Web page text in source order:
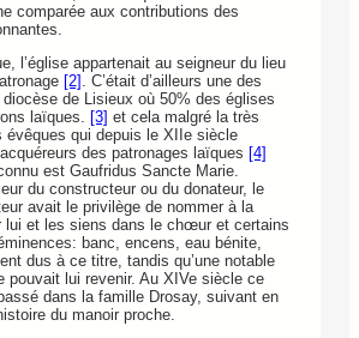
comparée aux contributions des
l’église appartenait au seigneur du lieu
[2] . C’était d’ailleurs une des
de Lisieux où 50% des églises
laïques. [3] et cela malgré la très
évêques qui depuis le XIIe siècle
des patronages laïques [4]
est Gaufridus Sancte Marie.
du constructeur ou du donateur, le
avait le privilège de nommer à la
lui et les siens dans le chœur et certains
banc, encens, eau bénite,
dus à ce titre, tandis qu’une notable
pouvait lui revenir. Au XIVe siècle ce
dans la famille Drosay, suivant en
du manoir proche.